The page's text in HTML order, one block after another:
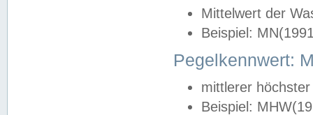
Mittelwert der
Beispiel:
Pegelkennwert:
mittlerer
Beispiel: